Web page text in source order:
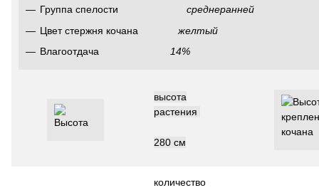
Группа спелости среднеранней
Цвет стержня кочана желтый
Влагоотдача
14%
высота
растения
280 см
количество